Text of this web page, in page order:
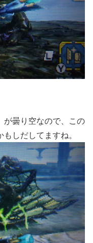
が曇り空なので、この
しだしてますね。